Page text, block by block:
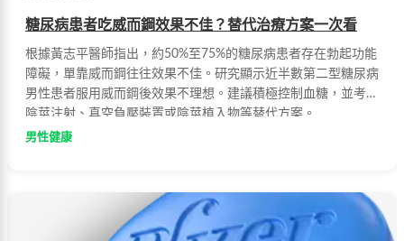
糖尿病患者吃威而鋼效果不佳？替代治療方案一次看
根據黃志平醫師指出，約50%至75%的糖尿病患者存在勃起功能
障礙，單靠威而鋼往往效果不佳。研究顯示近半數第二型糖尿病
男性患者服用威而鋼後效果不理想。建議積極控制血糖，並考慮
陰莖注射、真空負壓裝置或陰莖植入物等替代方案。
男性健康